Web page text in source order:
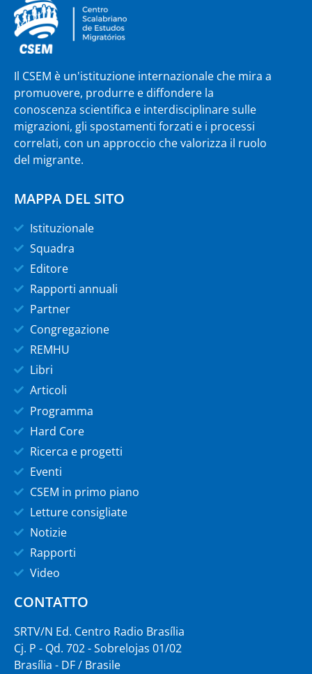
Il CSEM è un'istituzione internazionale che mira a
promuovere, produrre e diffondere la
conoscenza scientifica e interdisciplinare sulle
migrazioni, gli spostamenti forzati e i processi
correlati, con un approccio che valorizza il ruolo
del migrante.
MAPPA DEL SITO
Istituzionale
Squadra
Editore
Rapporti annuali
Partner
Congregazione
REMHU
Libri
Articoli
Programma
Hard Core
Ricerca e progetti
Eventi
CSEM in primo piano
Letture consigliate
Notizie
Rapporti
Video
CONTATTO
SRTV/N Ed. Centro Radio Brasília
Cj. P - Qd. 702 - Sobrelojas 01/02
Brasília - DF / Brasile